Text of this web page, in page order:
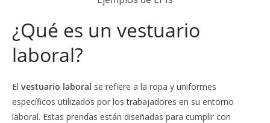
¿Qué es un vestuario
laboral?
El vestuario laboral se refiere a la ropa y uniformes
específicos utilizados por los trabajadores en su entorno
laboral. Estas prendas están diseñadas para cumplir con